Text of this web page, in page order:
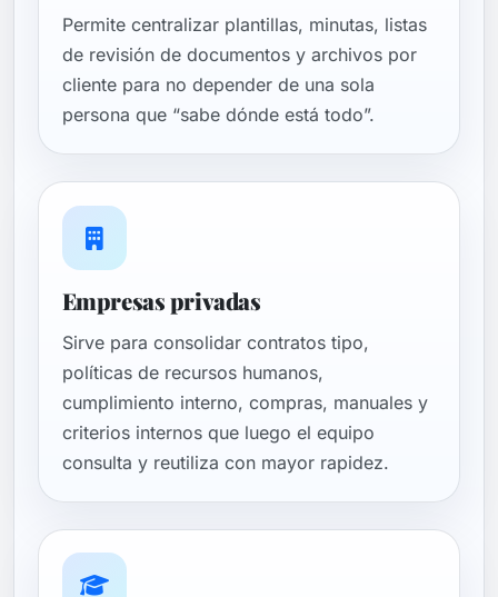
Permite centralizar plantillas, minutas, listas
de revisión de documentos y archivos por
cliente para no depender de una sola
persona que “sabe dónde está todo”.
Empresas privadas
Sirve para consolidar contratos tipo,
políticas de recursos humanos,
cumplimiento interno, compras, manuales y
criterios internos que luego el equipo
consulta y reutiliza con mayor rapidez.